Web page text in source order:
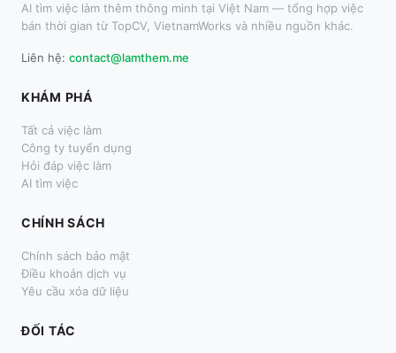
AI tìm việc làm thêm thông minh tại Việt Nam — tổng hợp việc
bán thời gian từ TopCV, VietnamWorks và nhiều nguồn khác.
Liên hệ: contact@lamthem.me
KHÁM PHÁ
Tất cả việc làm
Công ty tuyển dụng
Hỏi đáp việc làm
AI tìm việc
CHÍNH SÁCH
Chính sách bảo mật
Điều khoản dịch vụ
Yêu cầu xóa dữ liệu
ĐỐI TÁC